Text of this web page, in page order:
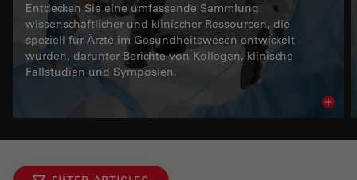
Entdecken Sie eine umfassende Sammlung
wissenschaftlicher und klinischer Ressourcen, die
speziell für Ärzte im Gesundheitswesen entwickelt
wurden, darunter Berichte von Kollegen, klinische
Fallstudien und Symposien.